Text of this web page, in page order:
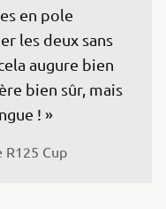
en pole
les deux sans
augure bien
bien sûr, mais
! »
Cup